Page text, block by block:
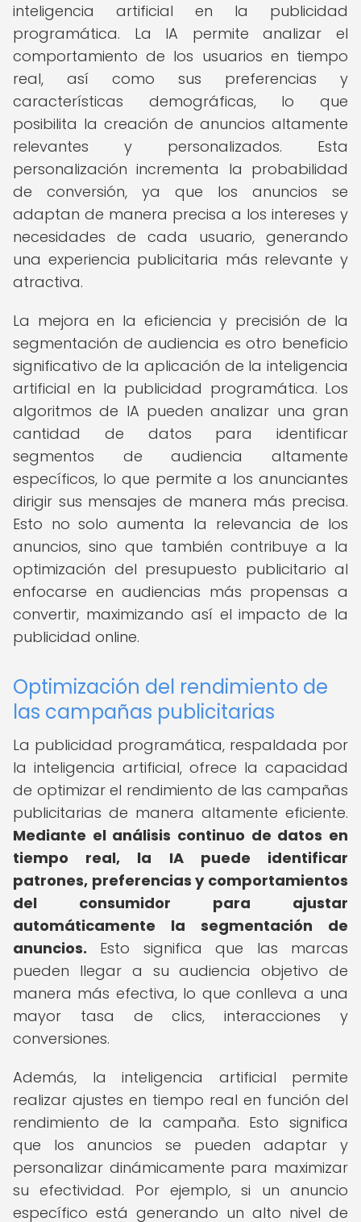
inteligencia artificial en la publicidad
programática. La IA permite analizar el
comportamiento de los usuarios en tiempo
real, así como sus preferencias y
características demográficas, lo que
posibilita la creación de anuncios altamente
relevantes y personalizados. Esta
personalización incrementa la probabilidad
de conversión, ya que los anuncios se
adaptan de manera precisa a los intereses y
necesidades de cada usuario, generando
una experiencia publicitaria más relevante y
atractiva.
La mejora en la eficiencia y precisión de la
segmentación de audiencia es otro beneficio
significativo de la aplicación de la inteligencia
artificial en la publicidad programática. Los
algoritmos de IA pueden analizar una gran
cantidad de datos para identificar
segmentos de audiencia altamente
específicos, lo que permite a los anunciantes
dirigir sus mensajes de manera más precisa.
Esto no solo aumenta la relevancia de los
anuncios, sino que también contribuye a la
optimización del presupuesto publicitario al
enfocarse en audiencias más propensas a
convertir, maximizando así el impacto de la
publicidad online.
Optimización del rendimiento de
las campañas publicitarias
La publicidad programática, respaldada por
la inteligencia artificial, ofrece la capacidad
de optimizar el rendimiento de las campañas
publicitarias de manera altamente eficiente.
Mediante el análisis continuo de datos en
tiempo real, la IA puede identificar
patrones, preferencias y comportamientos
del consumidor para ajustar
automáticamente la segmentación de
anuncios. Esto significa que las marcas
pueden llegar a su audiencia objetivo de
manera más efectiva, lo que conlleva a una
mayor tasa de clics, interacciones y
conversiones.
Además, la inteligencia artificial permite
realizar ajustes en tiempo real en función del
rendimiento de la campaña. Esto significa
que los anuncios se pueden adaptar y
personalizar dinámicamente para maximizar
su efectividad. Por ejemplo, si un anuncio
específico está generando un alto nivel de